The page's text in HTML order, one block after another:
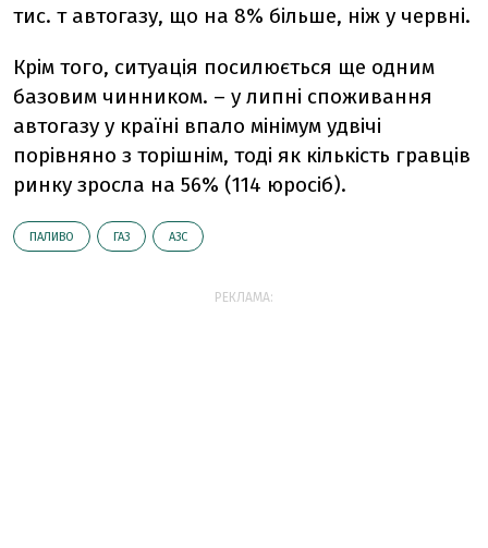
тис. т автогазу, що на 8% більше, ніж у червні.
Крім того, ситуація посилюється ще одним
базовим чинником. – у липні споживання
автогазу у країні впало мінімум удвічі
порівняно з торішнім, тоді як кількість гравців
ринку зросла на 56% (114 юросіб).
ПАЛИВО ГАЗ АЗС
РЕКЛАМА: